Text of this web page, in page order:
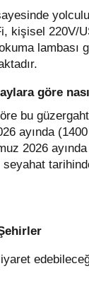
kişisel 220V/
lambası
göre
bu
ayında
2026